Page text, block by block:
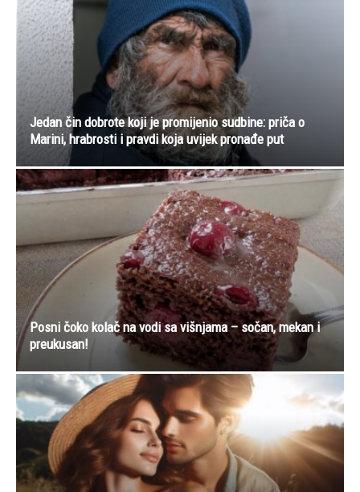
Jedan čin dobrote koji je promijenio sudbine: priča o
Marini, hrabrosti i pravdi koja uvijek pronađe put
Posni čoko kolač na vodi sa višnjama – sočan, mekan i
preukusan!